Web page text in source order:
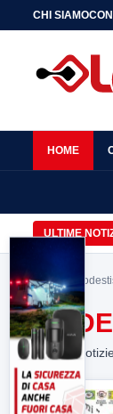
CHI SIAMO
HOME
ULTIME
Home>
Tutte le